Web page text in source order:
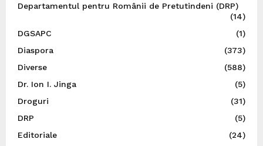
Departamentul pentru Românii de Pretutindeni (DRP)
(14)
DGSAPC
(1)
Diaspora
(373)
Diverse
(588)
Dr. Ion I. Jinga
(5)
Droguri
(31)
DRP
(5)
Editoriale
(24)